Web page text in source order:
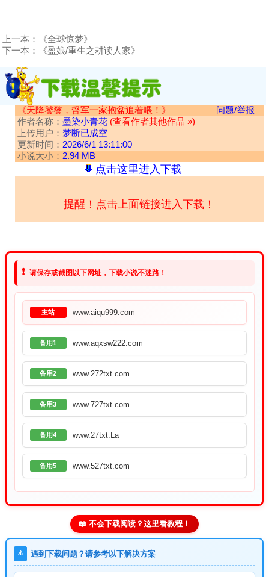
上一本：
《全球惊梦》
下一本：
《盈娘/重生之耕读人家》
《天降饕餮，督军一家抱盆追着喂！》
问题/举报
作者名称： 墨染小青花 (查看作者其他作品 »)
上传用户： 梦断已成空
更新时间： 2026/6/1 13:11:00
小说大小： 2.94 MB
点击这里进入下载
提醒！点击上面链接进入下载！
❗ 请保存或截图以下网址，下载小说不迷路！
主站 www.aiqu999.com
备用1 www.aqxsw222.com
备用2 www.272txt.com
备用3 www.727txt.com
备用4 www.27txt.La
备用5 www.527txt.com
📖 不会下载阅读？这里看教程！
⚠️ 遇到下载问题？请参考以下解决方案